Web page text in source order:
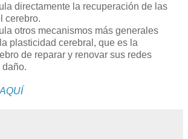
directamente la recuperación de las
cerebro.
otros mecanismos más generales
plasticidad cerebral, que es la
de reparar y renovar sus redes
daño.
AQUÍ